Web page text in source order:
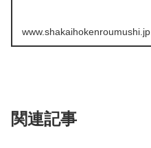
www.shakaihokenroumushi.jp
関連記事